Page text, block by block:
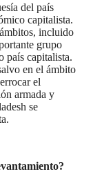
del país
capitalista.
incluido
grupo
país capitalista.
en el ámbito
el
armada y
se